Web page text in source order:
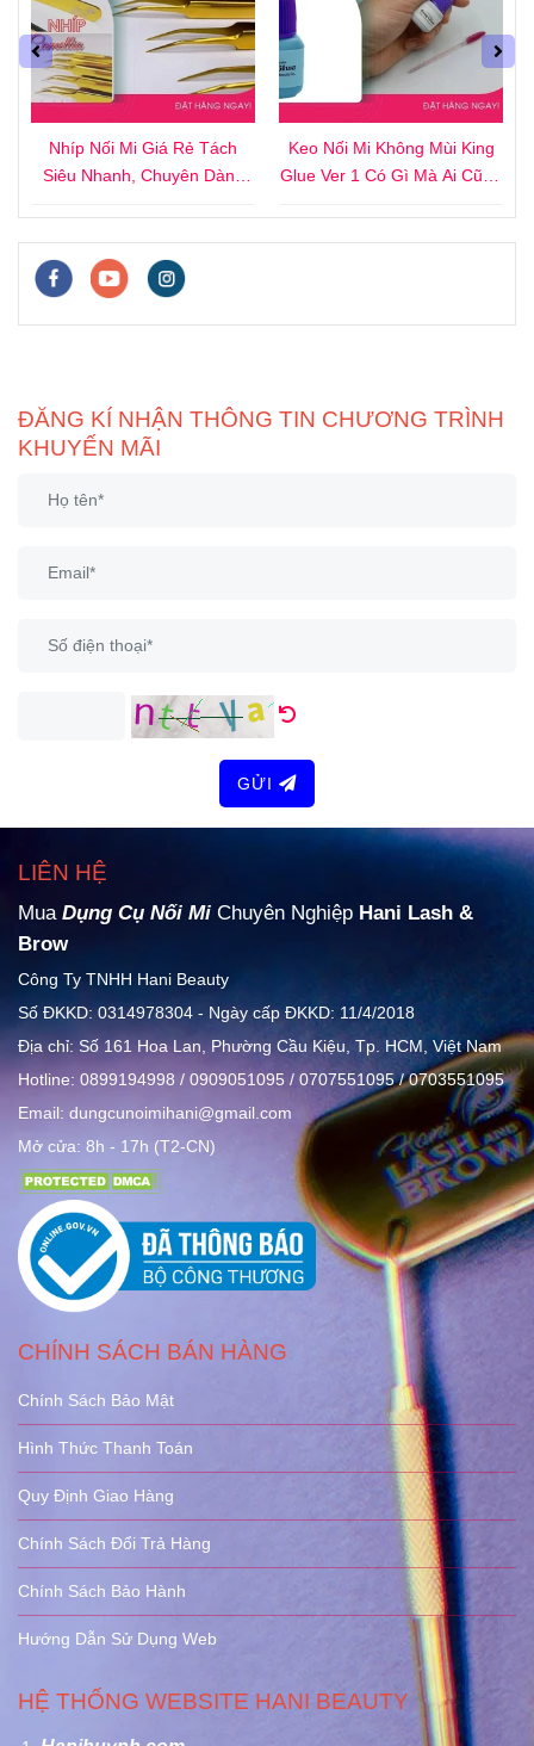
Nhíp Nối Mi Giá Rẻ Tách
Siêu Nhanh, Chuyên Dành
Keo Nối Mi Không Mùi King
Glue Ver 1 Có Gì Mà Ai Cũng
ĐĂNG KÍ NHẬN THÔNG TIN CHƯƠNG TRÌNH
KHUYẾN MÃI
GỬI
LIÊN HỆ
Mua Dụng Cụ Nối Mi Chuyên Nghiệp Hani Lash &
Brow
Công Ty TNHH Hani Beauty
Số ĐKKD: 0314978304 - Ngày cấp ĐKKD: 11/4/2018
Địa chỉ: Số 161 Hoa Lan, Phường Cầu Kiệu, Tp. HCM, Việt Nam
Hotline: 0899194998 / 0909051095 / 0707551095 / 0703551095
Email: dungcunoimihani@gmail.com
Mở cửa: 8h - 17h (T2-CN)
CHÍNH SÁCH BÁN HÀNG
Chính Sách Bảo Mật
Hình Thức Thanh Toán
Quy Định Giao Hàng
Chính Sách Đổi Trả Hàng
Chính Sách Bảo Hành
Hướng Dẫn Sử Dụng Web
HỆ THỐNG WEBSITE HANI BEAUTY